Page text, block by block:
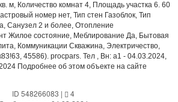
м, Количество комнат 4, Площадь участка 6. 60
номер нет, Тип стен Газоблок, Тип
Санузел 2 и более, Отопление
Жилое состояние, Меблирование Да, Бытовая
Коммуникации Скважина, Электричество,
45586). procpars. Тел , Вн: a1 - 04.03.2024,
Подробнее об этом объекте на сайте
ID 548266083 |
4